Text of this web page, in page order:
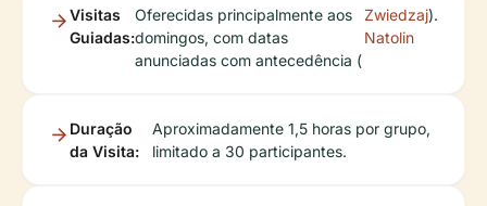
Visitas
Guiadas:
Oferecidas principalmente aos
domingos, com datas
anunciadas com antecedência (
Zwiedzaj
Natolin
).
Duração
da Visita:
Aproximadamente 1,5 horas por grupo,
limitado a 30 participantes.